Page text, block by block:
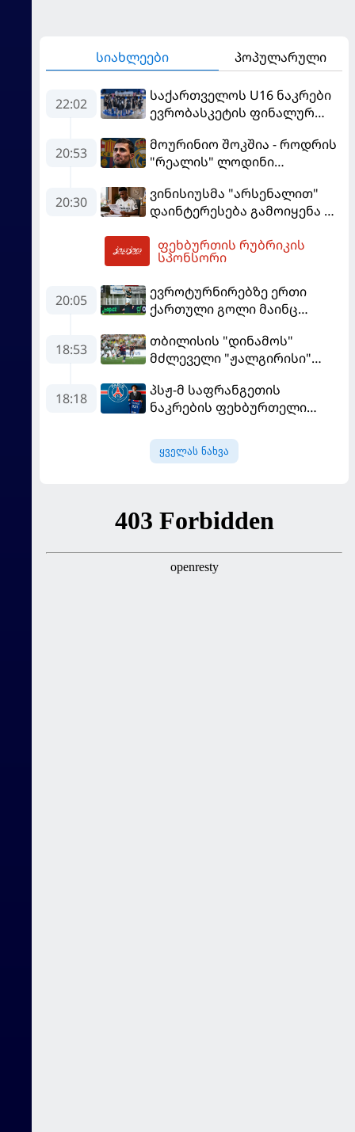
სიახლეები პოპულარული
22:02
საქართველოს U16 ნაკრები
ევრობასკეტის ფინალურ
ასპარეზობას იწყებს
20:53
მოურინიო შოკშია - როდრის
"რეალის" ლოდინი
"ბარსელონაში" გადადის
20:30
ვინისიუსმა "არსენალით"
დაინტერესება გამოიყენა და
მომგებიანად გააგრძელა
ფეხბურთის რუბრიკის
სპონსორი
20:05
ევროტურნირებზე ერთი
ქართული გოლი მაინც
18:53
თბილისის "დინამოს"
მძლეველი "ჟალგირისი"
განადგურდა
18:18
პსჟ-მ საფრანგეთის
ნაკრების ფეხბურთელი
ყველას ნახვა